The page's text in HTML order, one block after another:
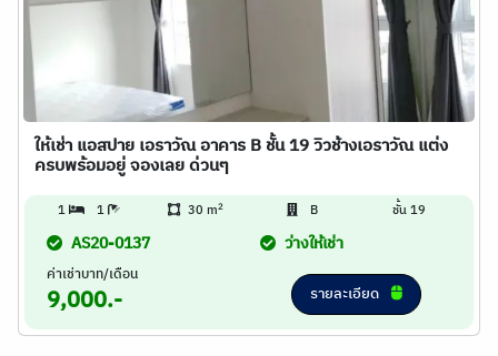
ให้เช่า แอสปาย เอราวัณ อาคาร B ชั้น 19 วิวช้างเอราวัณ แต่ง
ครบพร้อมอยู่ จองเลย ด่วนๆ
1 1 30 m2 B ชั้น 19
AS20-0137 ว่างให้เช่า
ค่าเช่าบาท/เดือน
9,000.- รายละเอียด